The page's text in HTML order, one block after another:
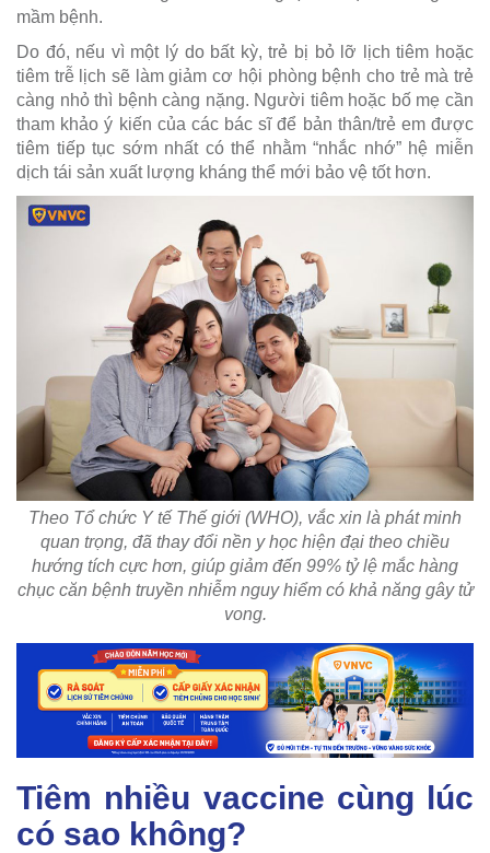
mầm bệnh.
Do đó, nếu vì một lý do bất kỳ, trẻ bị bỏ lỡ lịch tiêm hoặc
tiêm trễ lịch sẽ làm giảm cơ hội phòng bệnh cho trẻ mà trẻ
càng nhỏ thì bệnh càng nặng. Người tiêm hoặc bố mẹ cần
tham khảo ý kiến của các bác sĩ để bản thân/trẻ em được
tiêm tiếp tục sớm nhất có thể nhằm “nhắc nhớ” hệ miễn
dịch tái sản xuất lượng kháng thể mới bảo vệ tốt hơn.
Theo Tổ chức Y tế Thế giới (WHO), vắc xin là phát minh
quan trọng, đã thay đổi nền y học hiện đại theo chiều
hướng tích cực hơn, giúp giảm đến 99% tỷ lệ mắc hàng
chục căn bệnh truyền nhiễm nguy hiểm có khả năng gây tử
vong.
Tiêm nhiều vaccine cùng lúc
có sao không?